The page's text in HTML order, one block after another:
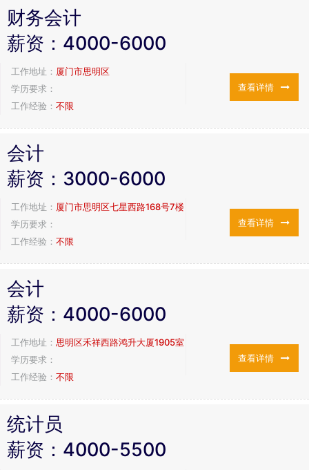
财务会计
薪资： 4000-6000
工作地址： 厦门市思明区
学历要求：
工作经验： 不限
查看详情
会计
薪资： 3000-6000
工作地址： 厦门市思明区七星西路168号7楼
学历要求：
工作经验： 不限
查看详情
会计
薪资： 4000-6000
工作地址： 思明区禾祥西路鸿升大厦1905室
学历要求：
工作经验： 不限
查看详情
统计员
薪资： 4000-5500